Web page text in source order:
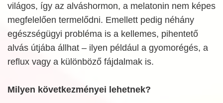
világos, így az alváshormon, a melatonin nem képes
megfelelően termelődni. Emellett pedig néhány
egészségügyi probléma is a kellemes, pihentető
alvás útjába állhat – ilyen például a gyomorégés, a
reflux vagy a különböző fájdalmak is.
Milyen következményei lehetnek?